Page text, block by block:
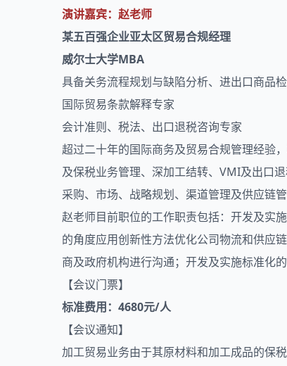
演讲嘉宾：赵老师
某五百强企业亚太区贸易合规经理
威尔士大学MBA
具备关务流程规划与缺陷分析、 进出口商品
国际贸易条款解释专家
会计准则、税法、出口退税咨询专家
超过二十年的国际商务及贸易合规管理经验
及保税业务管理、深加工结转、VMI及出口
采购、市场、战略规划、渠道管理及供应链
赵老师目前职位的工作职责包括：开发及实
的角度应用创新性方法优化公司物流和供应
商及政府机构进行沟通；开发及实施标准化
【会议门票】
标准费用：4680元/人
【会议通知】
加工贸易业务由于其原材料和加工成品的保